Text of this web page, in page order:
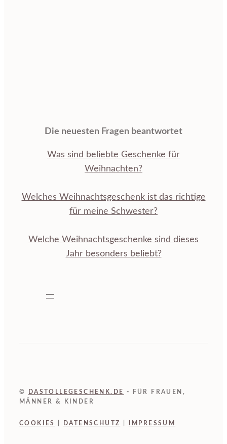
Die neuesten Fragen beantwortet
Was sind beliebte Geschenke für
Weihnachten?
Welches Weihnachtsgeschenk ist das richtige
für meine Schwester?
Welche Weihnachtsgeschenke sind dieses
Jahr besonders beliebt?
© DASTOLLEGESCHENK.DE
- FÜR FRAUEN,
MÄNNER & KINDER
COOKIES DATENSCHUTZ IMPRESSUM